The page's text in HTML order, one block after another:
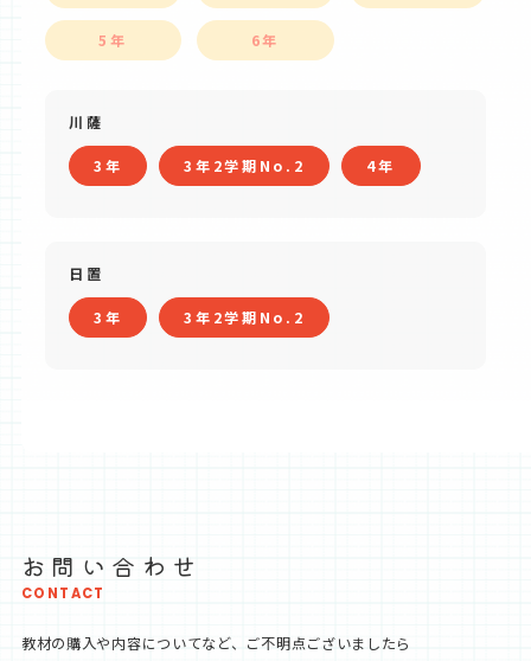
5年 6年
川薩
3年 3年2学期No.2 4年
日置
3年 3年2学期No.2
お問い合わせ
CONTACT
教材の購入や内容についてなど、ご不明点ございましたら